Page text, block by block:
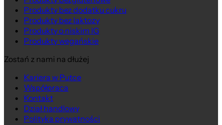
Produkty bez dodatku cukru
Produkty bez laktozy
Produkty o niskim IG
Produkty wegańskie
Zostań z nami na dłużej
Kariera w Putce
Współpraca
Kontakt
Dział handlowy
Polityka prywatności